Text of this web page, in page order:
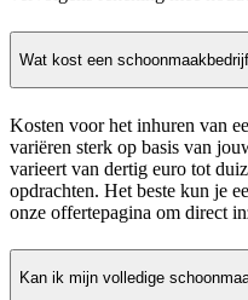
Wat kost een
Kosten voor het inhuren van
variëren sterk op basis van
varieert van dertig euro tot
opdrachten. Het beste kun je
onze offertepagina om direct
Kan ik mijn volledige